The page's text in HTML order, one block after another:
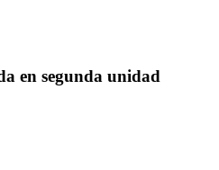
en segunda unidad